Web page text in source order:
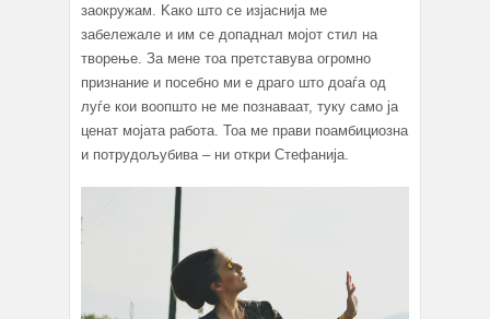
заокружам. Kако што се изјаснија ме
забележале и им се допаднал мојот стил на
творење. За мене тоа претставува огромно
признание и посебно ми е драго што доаѓа од
луѓе кои воопшто не ме познаваат, туку само ја
ценат мојата работа. Тоа ме прави поамбициозна
и потрудољубива – ни откри Стефанија.